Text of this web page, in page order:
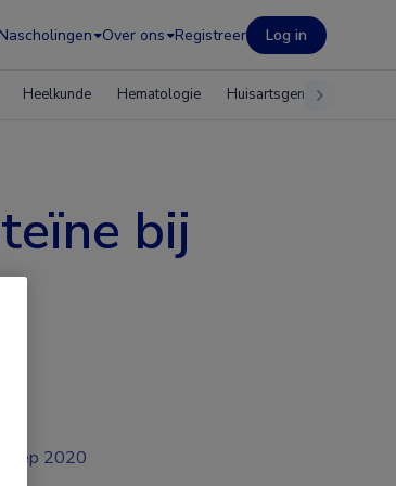
Nascholingen Over ons Registreer Log in
Heelkunde Hematologie Huisartsgeneeskunde
bij
sep 2020